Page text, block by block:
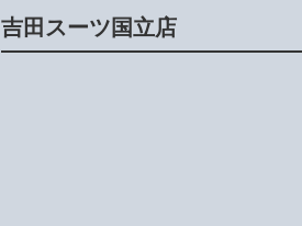
吉田スーツ国立店